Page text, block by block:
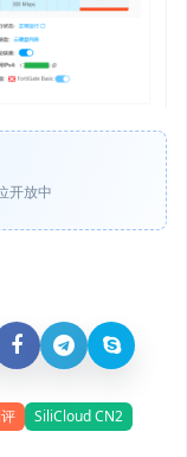
开放中
SiliCloud CN2